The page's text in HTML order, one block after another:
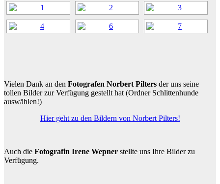
Vielen Dank an den Fotografen Norbert Pilters der uns seine
tollen Bilder zur Verfügung gestellt hat (Ordner Schlittenhunde
auswählen!)
Hier geht zu den Bildern von Norbert Pilters!
Auch die Fotografin Irene Wepner stellte uns Ihre Bilder zu
Verfügung.